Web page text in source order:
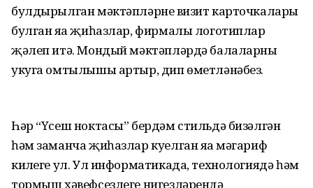
булдырылган мәктәпләрнең визит карточкалары
булган яңа җиһазлар, фирмалы логотиплар
җәлеп итә. Мондый мәктәпләрдә балаларның
укуга омтылышы артыр, дип өметләнәбез.
Һәр “Үсеш ноктасы” бердәм стильдә бизәлгән
һәм заманча җиһазлар куелган яңа мәгариф
киңлеге ул. Ул информатикада, технологиядә һәм
тормыш хәвефсезлеге нигезләрендә